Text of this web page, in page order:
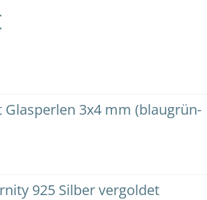
Glasperlen 3x4 mm (blaugrün-
925 Silber vergoldet